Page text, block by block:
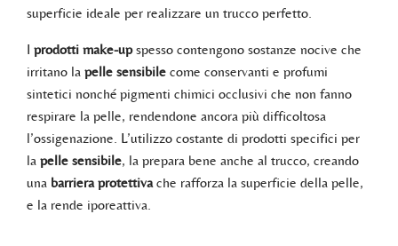
superficie ideale per realizzare un trucco perfetto.
I prodotti make-upspesso contengono sostanze nocive che
irritano la pelle sensibile come conservanti e profumi
sintetici nonché pigmenti chimici occlusivi che non fanno
respirare la pelle, rendendone ancora più difficoltosa
l’ossigenazione. L’utilizzo costante di prodotti specifici per
la pelle sensibile, la prepara bene anche al trucco, creando
una barriera protettivache rafforza la superficie della pelle,
e la rende iporeattiva.